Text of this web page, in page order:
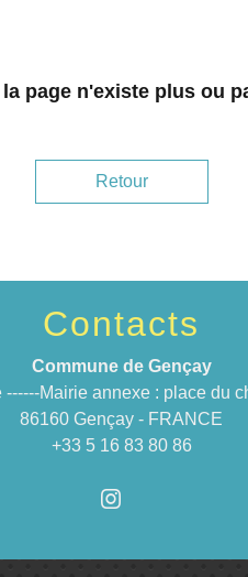
page n'existe plus ou
Retour
Contacts
Commune de Gençay
Mairie annexe : place du
86160 Gençay - FRANCE
+33 5 16 83 80 86